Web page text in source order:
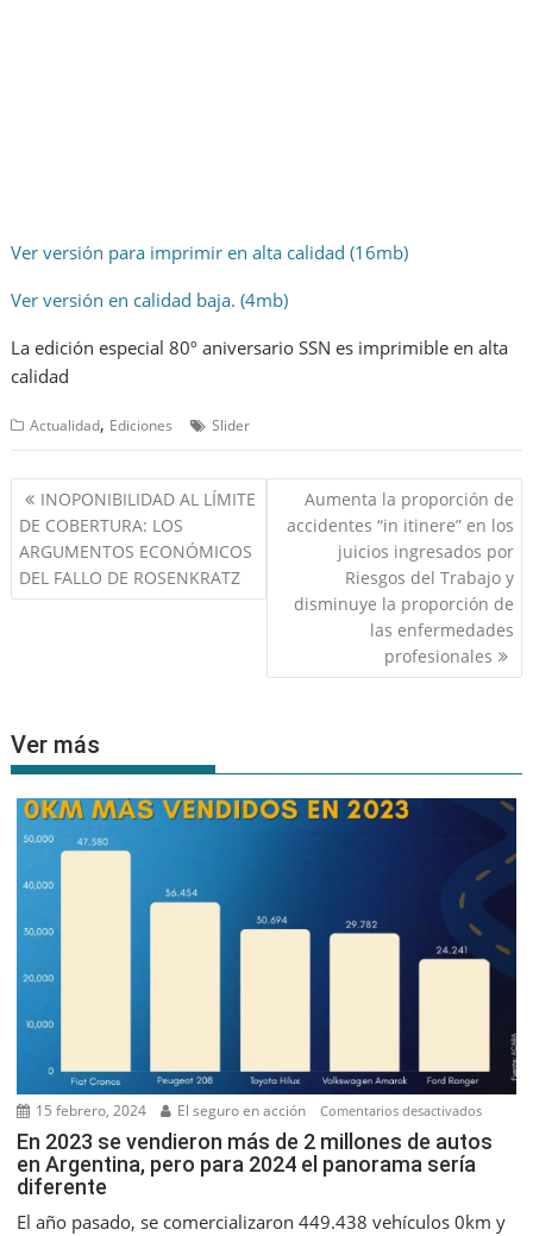
Ver versión para imprimir en alta calidad (16mb)
Ver versión en calidad baja. (4mb)
La edición especial 80º aniversario SSN es imprimible en alta
calidad
Actualidad, Ediciones Slider
Navegación
de
entradas
INOPONIBILIDAD AL LÍMITE
DE COBERTURA: LOS
ARGUMENTOS ECONÓMICOS
DEL FALLO DE ROSENKRATZ
Aumenta la proporción de
accidentes “in itinere” en los
juicios ingresados por
Riesgos del Trabajo y
disminuye la proporción de
las enfermedades
profesionales
Ver más
15 febrero, 2024 El seguro en acción Comentarios desactivadosen
En
En 2023 se vendieron más de 2 millones de autos
en Argentina, pero para 2024 el panorama sería
diferente
El año pasado, se comercializaron 449.438 vehículos 0km y